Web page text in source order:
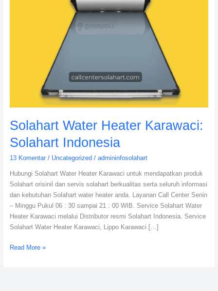
Solahart Water Heater Karawaci:
Solahart Indonesia
13 Komentar / Uncategorized/ admininfosolahart
Hubungi Solahart Water Heater Karawaci untuk mendapatkan produk
Solahart orisinil dan servis solahart berkualitas serta seluruh informasi
dan kebutuhan Solahart water heater anda. Layanan Call Center Senin
– Minggu Pukul 06 : 30 sampai 21 : 00 WIB. Service Solahart Water
Heater Karawaci melalui Distributor resmi Solahart Indonesia. Service
Solahart Water Heater Karawaci, Lippo Karawaci […]
Read More »